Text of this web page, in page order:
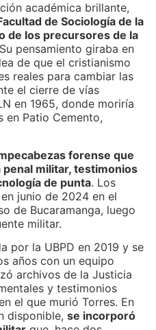
académica brillante,
de Sociología de la
de los precursores de la
pensamiento giraba en
de que el cristianismo
reales para cambiar las
el cierre de vías
en 1965, donde moriría
en Patio Cemento,
forense que
militar, testimonios
de punta. Los
junio de 2024 en el
de Bucaramanga, luego
militar.
por la UBPD en 2019 y se
años con un equipo
archivos de la Justicia
y testimonios
el que murió Torres. En
disponible, se incorporó